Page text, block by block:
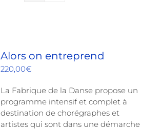
Alors on entreprend
220,00€
La Fabrique de la Danse propose un
programme intensif et complet à
destination de chorégraphes et
artistes qui sont dans une démarche